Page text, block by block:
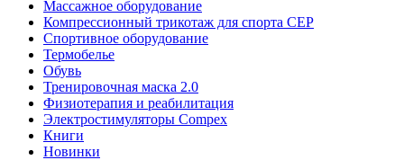
Массажное оборудование
Компрессионный трикотаж для спорта СЕР
Спортивное оборудование
Термобелье
Обувь
Тренировочная маска 2.0
Физиотерапия и реабилитация
Электростимуляторы Compex
Книги
Новинки